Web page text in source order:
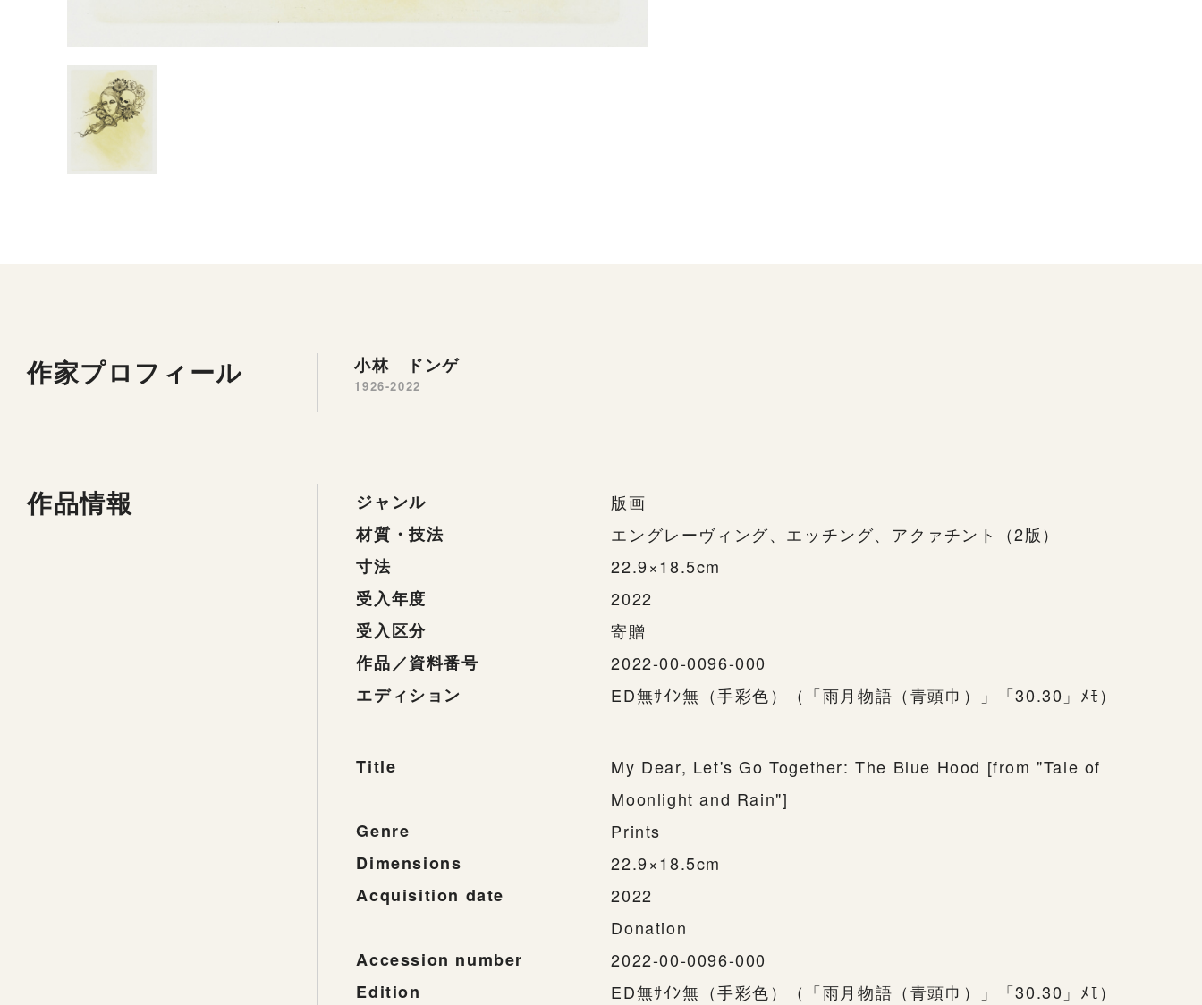
作家プロフィール 小林 ドンゲ
1926-2022
作品情報 ジャンル
版画
材質・技法
エングレーヴィング、エッチング、アクァチント（2版）
寸法
22.9×18.5cm
受入年度
2022
受入区分
寄贈
作品／資料番号
2022-00-0096-000
エディション
ED無ｻｲﾝ無（手彩色）（「雨月物語（青頭巾）」「30.30」ﾒﾓ）
Title
My Dear, Let's Go Together: The Blue Hood [from "Tale of
Moonlight and Rain"]
Genre
Prints
Dimensions
22.9×18.5cm
Acquisition date
2022
Donation
Accession number
2022-00-0096-000
Edition
ED無ｻｲﾝ無（手彩色）（「雨月物語（青頭巾）」「30.30」ﾒﾓ）